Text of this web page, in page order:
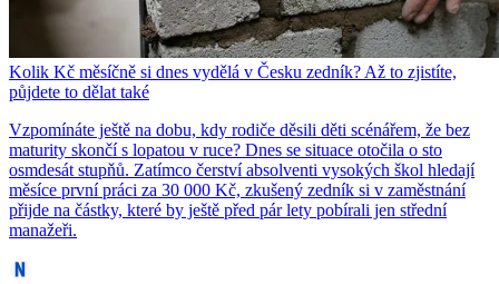
Kolik Kč měsíčně si dnes vydělá v Česku zedník? Až to zjistíte,
půjdete to dělat také
Vzpomínáte ještě na dobu, kdy rodiče děsili děti scénářem, že bez
maturity skončí s lopatou v ruce? Dnes se situace otočila o sto
osmdesát stupňů. Zatímco čerství absolventi vysokých škol hledají
měsíce první práci za 30 000 Kč, zkušený zedník si v zaměstnání
přijde na částky, které by ještě před pár lety pobírali jen střední
manažeři.